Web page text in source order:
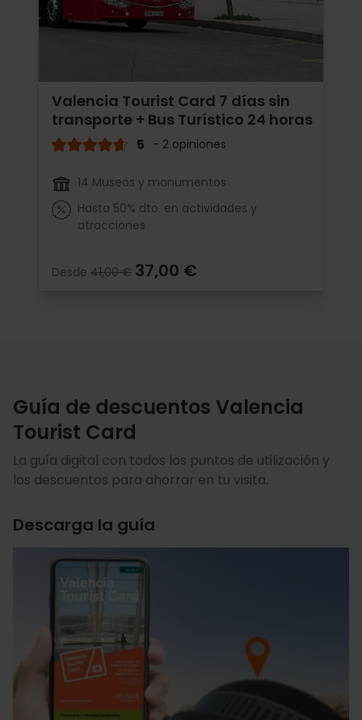
Valencia Tourist Card 7 días sin
transporte + Bus Turístico 24 horas
5 - 2 opiniones
14 Museos y monumentos
Hasta 50% dto. en actividades y
atracciones
Desde 41,00 € 37,00 €
Guía de descuentos Valencia
Tourist Card
La guía digital con todos los puntos de utilización y
los descuentos para ahorrar en tu visita.
Descarga la guía